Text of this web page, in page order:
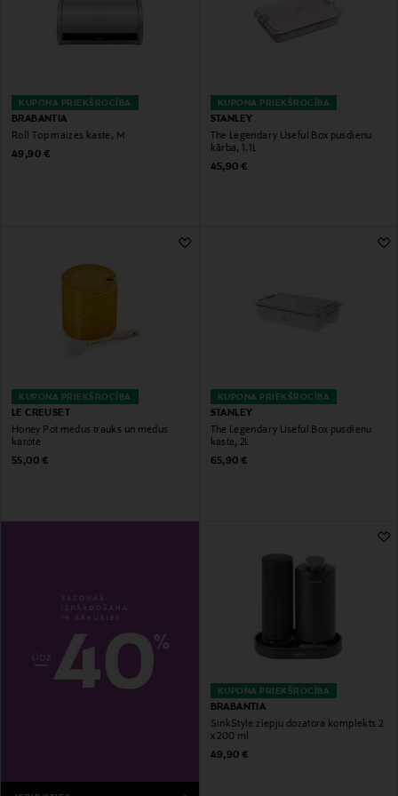
KUPONA PRIEKŠROCĪBA
BRABANTIA
Roll Top maizes kaste, M
Original Price
49,90 €
KUPONA PRIEKŠROCĪBA
STANLEY
The Legendary Useful Box pusdienu
kārba, 1.1L
Original Price
45,90 €
KUPONA PRIEKŠROCĪBA
LE CREUSET
Honey Pot medus trauks un medus
karote
Original Price
55,00 €
KUPONA PRIEKŠROCĪBA
STANLEY
The Legendary Useful Box pusdienu
kaste, 2L
Original Price
65,90 €
KUPONA PRIEKŠROCĪBA
BRABANTIA
SinkStyle ziepju dozatora komplekts 2
x 200 ml
Original Price
49,90 €